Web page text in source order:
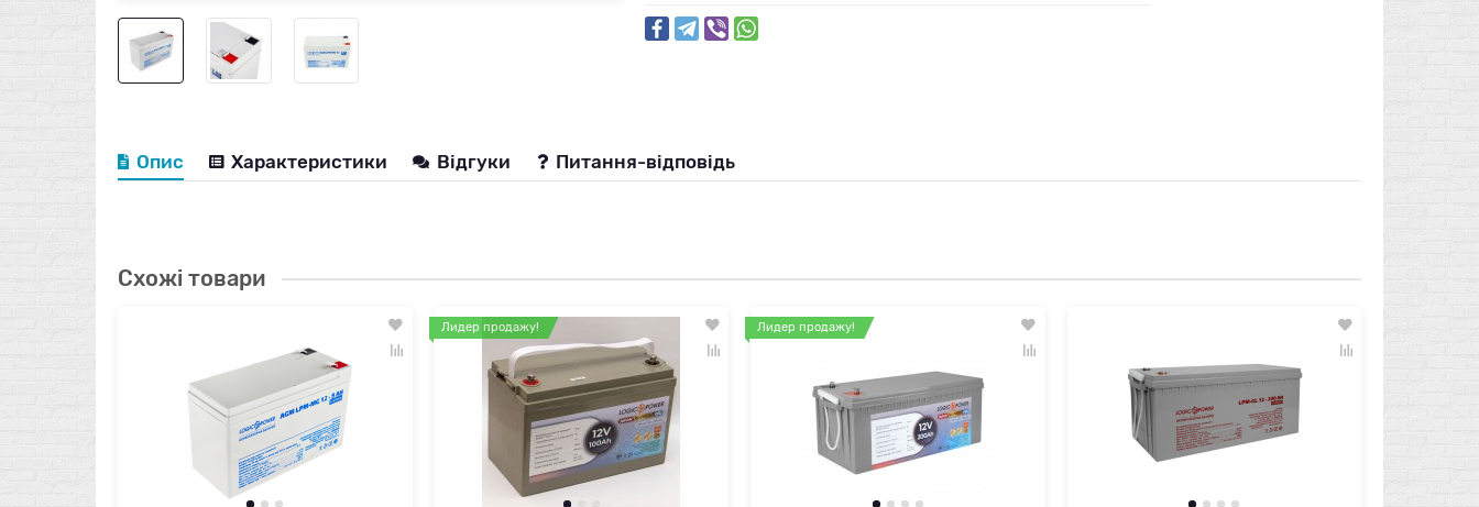
Опис Характеристики Відгуки Питання-відповідь
Схожі товари
Лидер продажу! Лидер продажу!